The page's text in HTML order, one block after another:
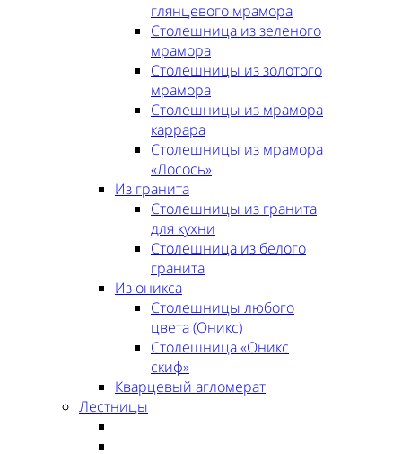
глянцевого мрамора
Столешница из зеленого
мрамора
Столешницы из золотого
мрамора
Столешницы из мрамора
каррара
Столешницы из мрамора
«Лосось»
Из гранита
Столешницы из гранита
для кухни
Столешница из белого
гранита
Из оникса
Столешницы любого
цвета (Оникс)
Столешница «Оникс
скиф»
Кварцевый агломерат
Лестницы